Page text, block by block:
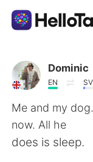
App di
AI Grammar
Italiano
Dominic
EN SV
Me and my
now. All he
does is sleep.